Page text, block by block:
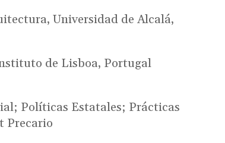
Universidad de Alcalá,
de Lisboa, Portugal
Políticas Estatales; Prácticas
Precario